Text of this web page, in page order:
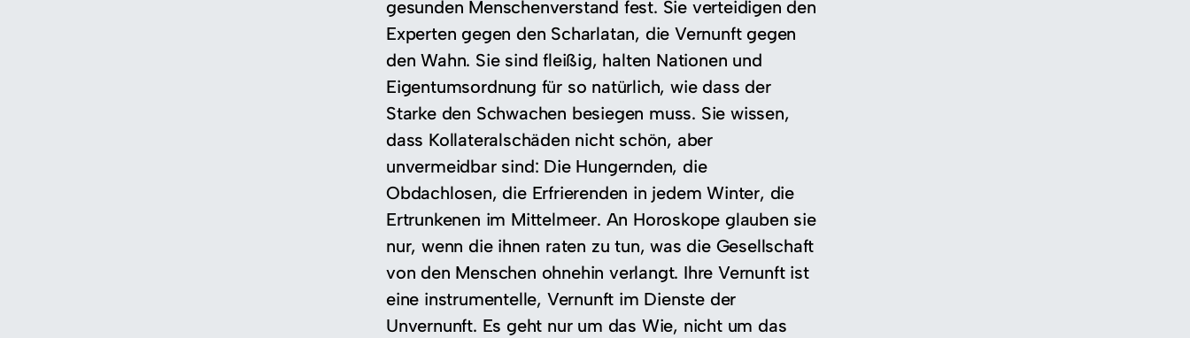
gesunden Menschenverstand fest. Sie verteidigen den
Experten gegen den Scharlatan, die Vernunft gegen
den Wahn. Sie sind fleißig, halten Nationen und
Eigentumsordnung für so natürlich, wie dass der
Starke den Schwachen besiegen muss. Sie wissen,
dass Kollateralschäden nicht schön, aber
unvermeidbar sind: Die Hungernden, die
Obdachlosen, die Erfrierenden in jedem Winter, die
Ertrunkenen im Mittelmeer. An Horoskope glauben sie
nur, wenn die ihnen raten zu tun, was die Gesellschaft
von den Menschen ohnehin verlangt. Ihre Vernunft ist
eine instrumentelle, Vernunft im Dienste der
Unvernunft. Es geht nur um das Wie, nicht um das